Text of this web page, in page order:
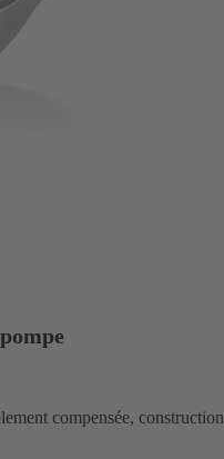
compensée, construction